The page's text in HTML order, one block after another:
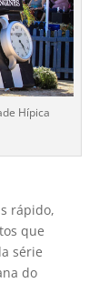
Hípica
rápido,
que
série
do